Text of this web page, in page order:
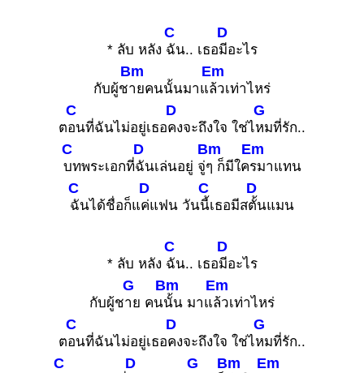
* ลับ หลัง
C
ฉัน.. เธอ
D
มีอะไร
กับผู้ช
Bm
ายคนนั้นมาแ
Em
ล้วเท่าไหร่
ต
C
อนที่ฉันไม่อยู่เธอ
D
คงจะถึงใจ ใช่ไ
G
หมที่รัก..
C
บทพระเอกที่
D
ฉันเล่นอยู่ จู่
Bm
ๆ ก็มีใค
Em
รมาแทน
C
ฉันได้ชื่อก็แ
D
ค่แฟน วัน
C
นี้เธอมีส
D
ตั้นแมน
* ลับ หลัง
C
ฉัน.. เธอ
D
มีอะไร
กับผู้ช
G
าย คน
Bm
นั้น มาแ
Em
ล้วเท่าไหร่
ต
C
อนที่ฉันไม่อยู่เธอ
D
คงจะถึงใจ ใช่ไ
G
หมที่รัก..
C D G Bm Em